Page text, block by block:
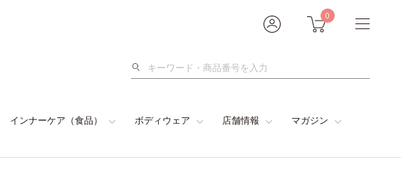
0
検
インナーケア（食品） ボディウェア 店舗情報 マガジン